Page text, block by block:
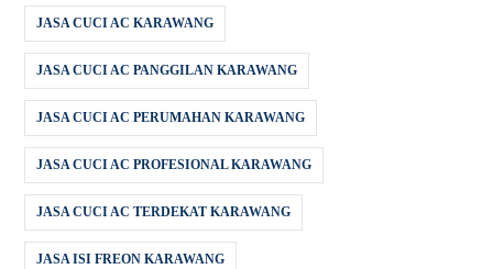
JASA CUCI AC KARAWANG
JASA CUCI AC PANGGILAN KARAWANG
JASA CUCI AC PERUMAHAN KARAWANG
JASA CUCI AC PROFESIONAL KARAWANG
JASA CUCI AC TERDEKAT KARAWANG
JASA ISI FREON KARAWANG